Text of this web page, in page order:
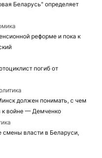
Беларусь" определяет
реформе и пока к
погиб от
должен понимать, с чем
к войне — Демченко
власти в Беларуси,